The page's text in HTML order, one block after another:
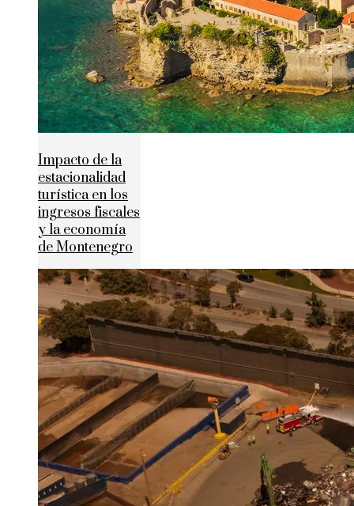
Impacto de la
estacionalidad
turística en los
ingresos fiscales
y la economía
de Montenegro